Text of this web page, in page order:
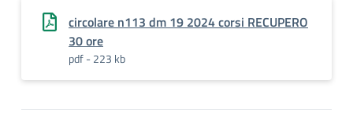
circolare n113 dm 19 2024 corsi RECUPERO
30 ore
pdf - 223 kb